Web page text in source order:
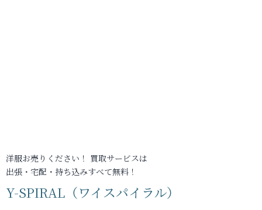
洋服お売りください！ 買取サービスは
出張・宅配・持ち込みすべて無料！
Y-SPIRAL（ワイスパイラル）